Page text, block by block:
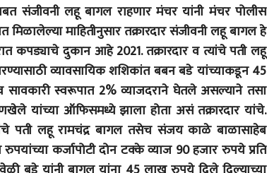
संजीवनी लहू बागल राहणार मंचर यांनी मंचर पोलीस
मिळालेल्या माहितीनुसार तक्रारदार संजीवनी लहू बागल हे
कपड्याचे दुकान आहे 2021. तक्रारदार व त्यांचे पती लहू
व्यावसायिक शशिकांत बबन बडे यांच्याकडून 45
स्वरूपात 2% व्याजदराने घेतले असल्याने तसा
यांच्या ऑफिसमध्ये झाला होता असं तक्रारदार यांचे.
पती लहू रामचंद्र बागल तसेच संजय काळे बाळासाहेब
कर्जापोटी दोन टक्के व्याज 90 हजार रुपये प्रति